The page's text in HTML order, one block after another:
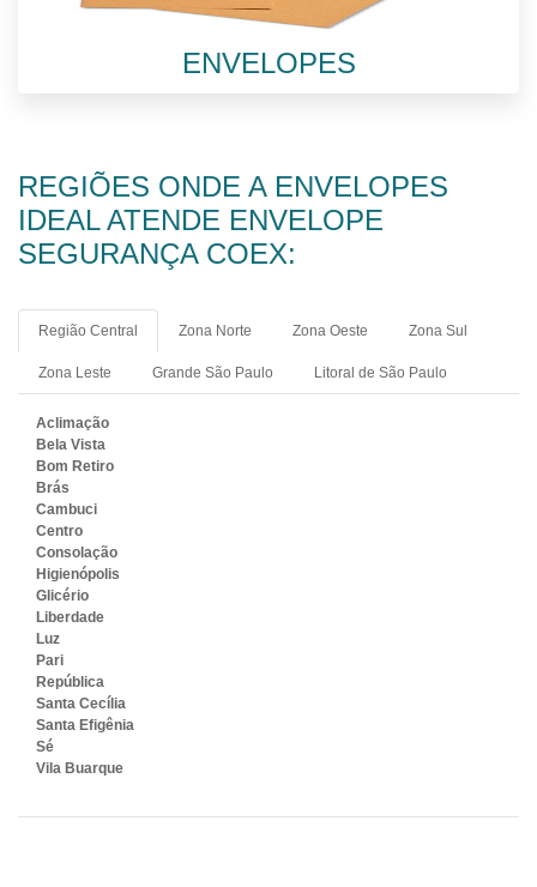
ENVELOPES
REGIÕES ONDE A ENVELOPES
IDEAL ATENDE ENVELOPE
SEGURANÇA COEX:
Região Central Zona Norte Zona Oeste Zona Sul
Zona Leste Grande São Paulo Litoral de São Paulo
Aclimação
Bela Vista
Bom Retiro
Brás
Cambuci
Centro
Consolação
Higienópolis
Glicério
Liberdade
Luz
Pari
República
Santa Cecília
Santa Efigênia
Sé
Vila Buarque